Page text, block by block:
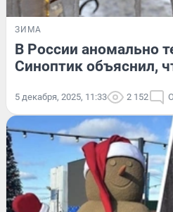
ЗИМА
В России аномально
Синоптик объяснил,
5 декабря, 2025, 11:33 2 152